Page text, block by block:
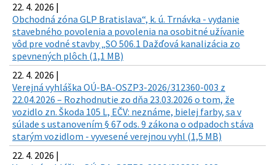
22. 4. 2026 |
Obchodná zóna GLP Bratislava“, k. ú. Trnávka - vydanie
stavebného povolenia a povolenia na osobitné užívanie
vôd pre vodné stavby „SO 506.1 Dažďová kanalizácia zo
spevnených plôch (1,1 MB)
22. 4. 2026 |
Verejná vyhláška OÚ-BA-OSZP3-2026/312360-003 z
22.04.2026 – Rozhodnutie zo dňa 23.03.2026 o tom, že
vozidlo zn. Škoda 105 L, EČV: neznáme, bielej farby, sa v
súlade s ustanovením § 67 ods. 9 zákona o odpadoch stáva
starým vozidlom - vyvesené verejnou vyhl (1,5 MB)
22. 4. 2026 |